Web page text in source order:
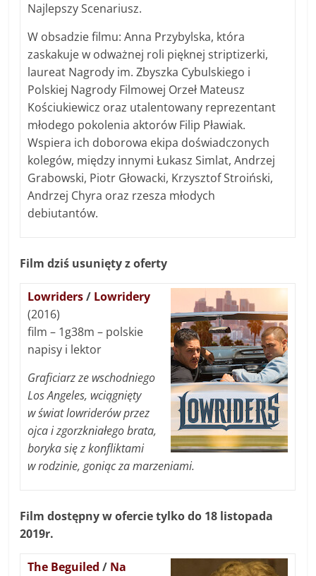
Najlepszy Scenariusz.
W obsadzie filmu: Anna Przybylska, która
zaskakuje w odważnej roli pięknej striptizerki,
laureat Nagrody im. Zbyszka Cybulskiego i
Polskiej Nagrody Filmowej Orzeł Mateusz
Kościukiewicz oraz utalentowany reprezentant
młodego pokolenia aktorów Filip Pławiak.
Wspiera ich doborowa ekipa doświadczonych
kolegów, między innymi Łukasz Simlat, Andrzej
Grabowski, Piotr Głowacki, Krzysztof Stroiński,
Andrzej Chyra oraz rzesza młodych
debiutantów.
Film dziś usunięty z oferty
Lowriders/ Lowridery
(2016)
film – 1g38m – polskie
napisy i lektor
Graficiarz ze wschodniego
Los Angeles, wciągnięty
w świat lowriderów przez
ojca i zgorzkniałego brata,
boryka się z konfliktami
w rodzinie, goniąc za marzeniami.
Film dostępny w ofercie tylko do 18 listopada
2019r.
The Beguiled / Na